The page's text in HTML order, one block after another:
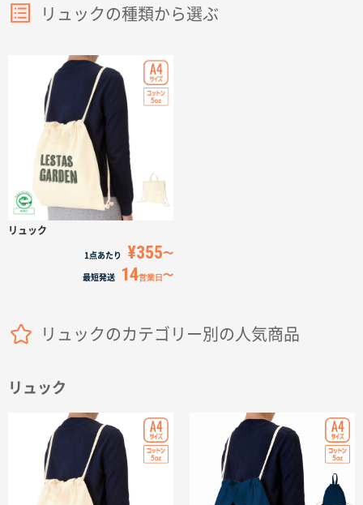
ご注文の流れ
お見積書の作成方法
データ入稿ガイド
再注文について
よくあるご質問
名入れグループサイト
リュックの種類から選ぶ
リュック
1点あたり ¥355
最短発送 14営業日
リュックのカテゴリー別の人気商品
リュック